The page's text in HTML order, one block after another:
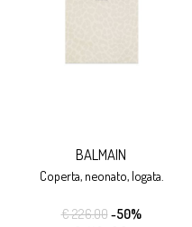
BALMAIN
coperta, neonato, logata.
€ 226.00-50%